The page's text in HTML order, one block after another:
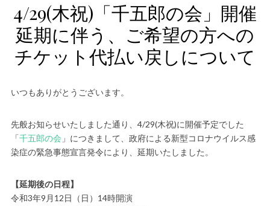
4/29(木祝)「千五郎の会」開催
延期に伴う、ご希望の方への
チケット代払い戻しについて
いつもありがとうございます。
先般お知らせいたしました通り、4/29(木祝)に開催予定でした
「千五郎の会 」につきまして、政府による新型コロナウイルス感
染症の緊急事態宣言発令により、延期いたしました。
【延期後の日程】
令和3年9月12日（日）14時開演